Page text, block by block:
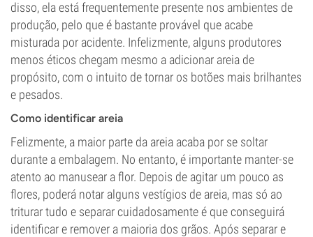
disso, ela está frequentemente presente nos ambientes de
produção, pelo que é bastante provável que acabe
misturada por acidente. Infelizmente, alguns produtores
menos éticos chegam mesmo a adicionar areia de
propósito, com o intuito de tornar os botões mais brilhantes
e pesados.
Como identificar areia
Felizmente, a maior parte da areia acaba por se soltar
durante a embalagem. No entanto, é importante manter-se
atento ao manusear a flor. Depois de agitar um pouco as
flores, poderá notar alguns vestígios de areia, mas só ao
triturar tudo e separar cuidadosamente é que conseguirá
identificar e remover a maioria dos grãos. Após separar e